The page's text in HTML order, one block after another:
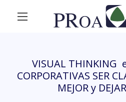
VISUAL THINKING
CORPORATIVAS SER
MEJOR y